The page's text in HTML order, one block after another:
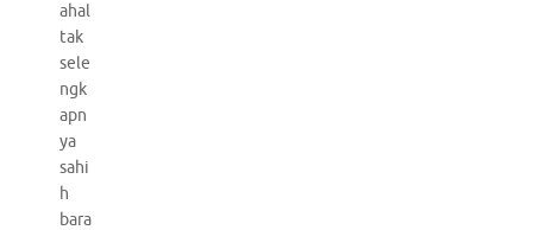
ahal
tak
sele
ngk
apn
ya
sahi
h
bara